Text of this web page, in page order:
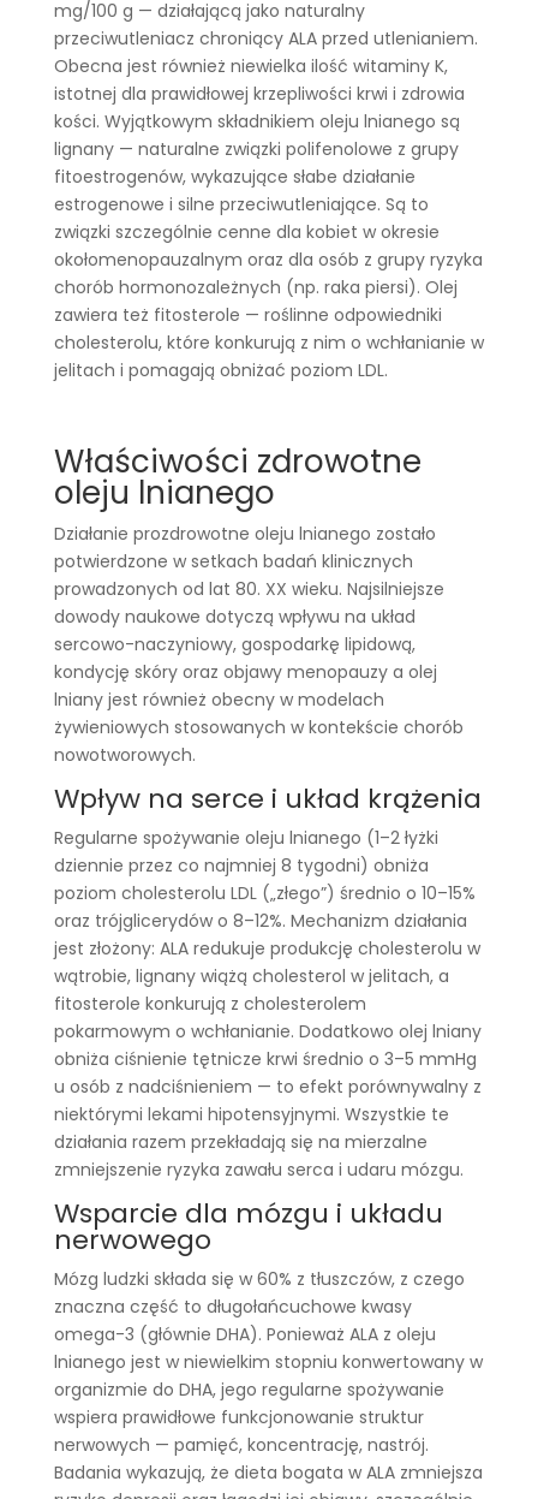
mg/100 g — działającą jako naturalny
przeciwutleniacz chroniący ALA przed utlenianiem.
Obecna jest również niewielka ilość witaminy K,
istotnej dla prawidłowej krzepliwości krwi i zdrowia
kości. Wyjątkowym składnikiem oleju lnianego są
lignany — naturalne związki polifenolowe z grupy
fitoestrogenów, wykazujące słabe działanie
estrogenowe i silne przeciwutleniające. Są to
związki szczególnie cenne dla kobiet w okresie
okołomenopauzalnym oraz dla osób z grupy ryzyka
chorób hormonozależnych (np. raka piersi). Olej
zawiera też fitosterole — roślinne odpowiedniki
cholesterolu, które konkurują z nim o wchłanianie w
jelitach i pomagają obniżać poziom LDL.
Właściwości zdrowotne
oleju lnianego
Działanie prozdrowotne oleju lnianego zostało
potwierdzone w setkach badań klinicznych
prowadzonych od lat 80. XX wieku. Najsilniejsze
dowody naukowe dotyczą wpływu na układ
sercowo-naczyniowy, gospodarkę lipidową,
kondycję skóry oraz objawy menopauzy a olej
lniany jest również obecny w modelach
żywieniowych stosowanych w kontekście chorób
nowotworowych.
Wpływ na serce i układ krążenia
Regularne spożywanie oleju lnianego (1–2 łyżki
dziennie przez co najmniej 8 tygodni) obniża
poziom cholesterolu LDL („złego”) średnio o 10–15%
oraz trójglicerydów o 8–12%. Mechanizm działania
jest złożony: ALA redukuje produkcję cholesterolu w
wątrobie, lignany wiążą cholesterol w jelitach, a
fitosterole konkurują z cholesterolem
pokarmowym o wchłanianie. Dodatkowo olej lniany
obniża ciśnienie tętnicze krwi średnio o 3–5 mmHg
u osób z nadciśnieniem — to efekt porównywalny z
niektórymi lekami hipotensyjnymi. Wszystkie te
działania razem przekładają się na mierzalne
zmniejszenie ryzyka zawału serca i udaru mózgu.
Wsparcie dla mózgu i układu
nerwowego
Mózg ludzki składa się w 60% z tłuszczów, z czego
znaczna część to długołańcuchowe kwasy
omega-3 (głównie DHA). Ponieważ ALA z oleju
lnianego jest w niewielkim stopniu konwertowany w
organizmie do DHA, jego regularne spożywanie
wspiera prawidłowe funkcjonowanie struktur
nerwowych — pamięć, koncentrację, nastrój.
Badania wykazują, że dieta bogata w ALA zmniejsza